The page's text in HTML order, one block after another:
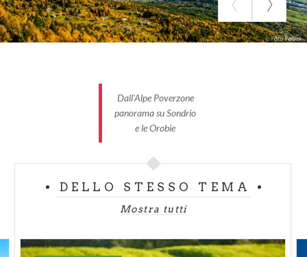
Lunghezza totale discese:16,8 km
Lunghezza totale piano:0 km
Pendenza media salita:8 %
Pendenza massima salita:20 %
3-4 h
Difficoltà:impegnativo
Dall'Alpe Poverzone
panorama su Sondrio
e le Orobie
DELLO STESSO TEMA
Mostra tutti